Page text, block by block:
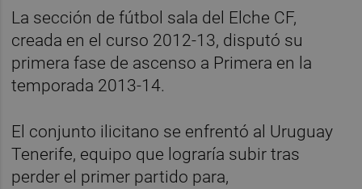
La sección de fútbol sala del Elche CF,
creada en el curso 2012-13, disputó su
primera fase de ascenso a Primera en la
temporada 2013-14.
El conjunto ilicitano se enfrentó al Uruguay
Tenerife, equipo que lograría subir tras
perder el primer partido para,